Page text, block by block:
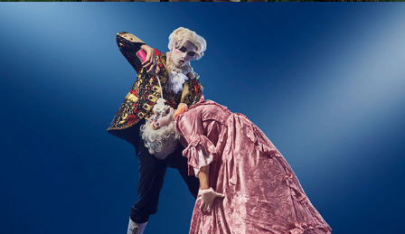
PORT DU SOLEIL